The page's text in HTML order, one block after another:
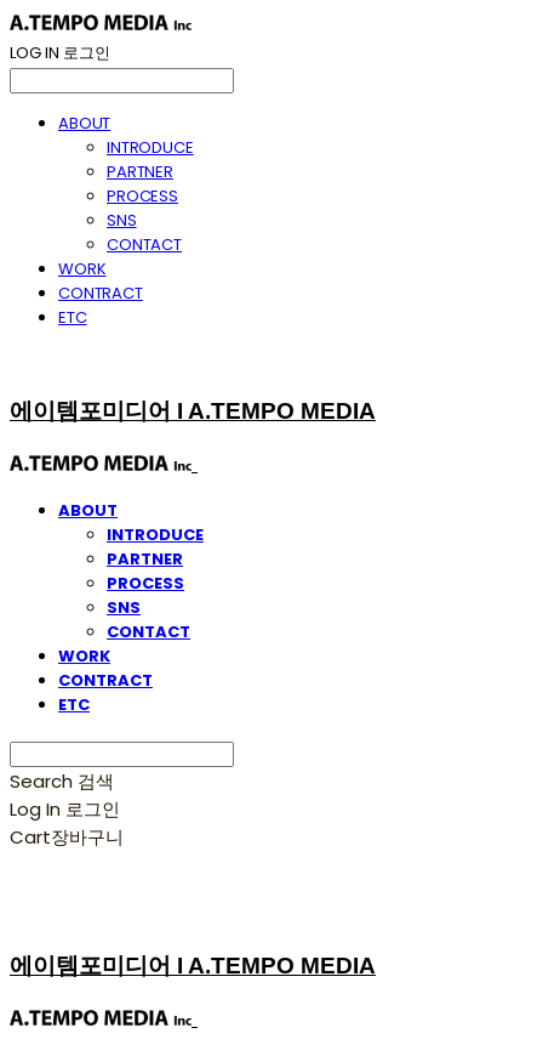
LOG IN 로그인
ABOUT
INTRODUCE
PARTNER
PROCESS
SNS
CONTACT
WORK
CONTRACT
ETC
에이템포미디어 I A.TEMPO MEDIA
ABOUT
INTRODUCE
PARTNER
PROCESS
SNS
CONTACT
WORK
CONTRACT
ETC
Search 검색
Log In 로그인
Cart장바구니
에이템포미디어 I A.TEMPO MEDIA